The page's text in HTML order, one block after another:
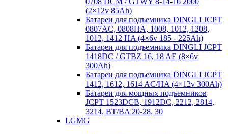
(2×12v 85Ah)
Батареи для подъемника DINGLI JCPT
0807AC, 0808HA, 1008, 1012, 1208,
1012, 1412 HA (4×6v 185 - 225Ah)
Батареи для подъемника DINGLI JCPT
1418DC / GTBZ 16, 18 AE (8×6v
300Ah)
Батареи для подъемника DINGLI JCPT
1412, 1612, 1614 AC/HA (4×12v 300Ah)
Батареи для мощных подъемников
JCPT 1523DCB, 1912DC, 2212, 2814,
3214, BT/BA 20-28, 30
LGMG